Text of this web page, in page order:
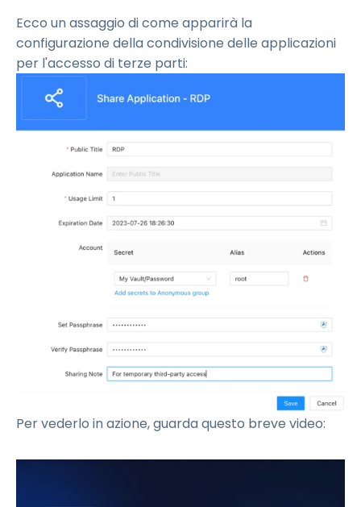
Ecco un assaggio di come apparirà la
configurazione della condivisione delle applicazioni
per l'accesso di terze parti:
Per vederlo in azione, guarda questo breve video: